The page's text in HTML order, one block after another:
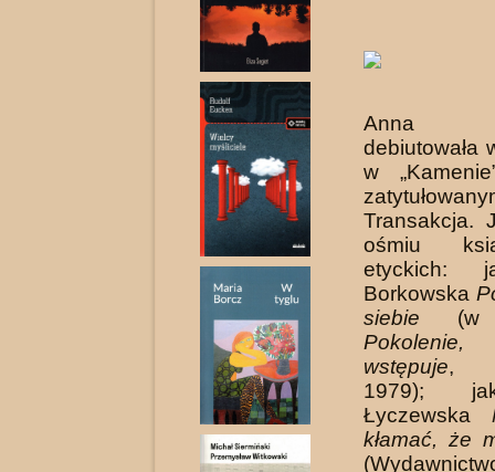
Anna
debiutowała
w
Transakcja.
ośmiu
etyckich:
Borkowska
siebie (w
wstępuje,
1979);
Łyczew­ska
kłamać, że